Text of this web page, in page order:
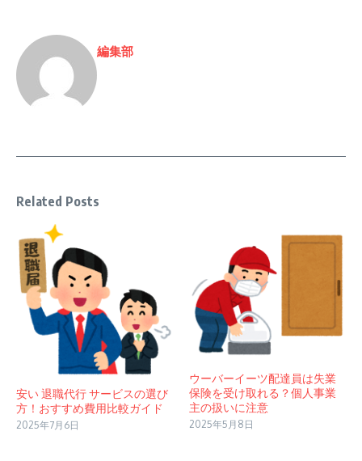
編集部
Related Posts
安い 退職代行 サービスの選び
方！おすすめ費用比較ガイド
2025年7月6日
ウーバーイーツ配達員は失業
保険を受け取れる？個人事業
主の扱いに注意
2025年5月8日